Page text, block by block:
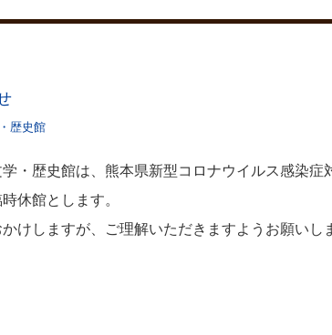
歴史館
・歴史館は、熊本県新型コロナウイルス感染
休館とします。
けしますが、ご理解いただきますようお願いし